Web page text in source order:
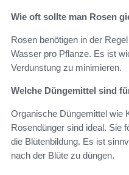
Wie oft sollte man Rosen
Rosen benötigen in der
Wasser pro Pflanze. Es ist
Verdunstung zu minimieren.
Welche Düngemittel sind
Organische Düngemittel wie
Rosendünger sind ideal. Sie
die Blütenbildung. Es ist
nach der Blüte zu düngen.